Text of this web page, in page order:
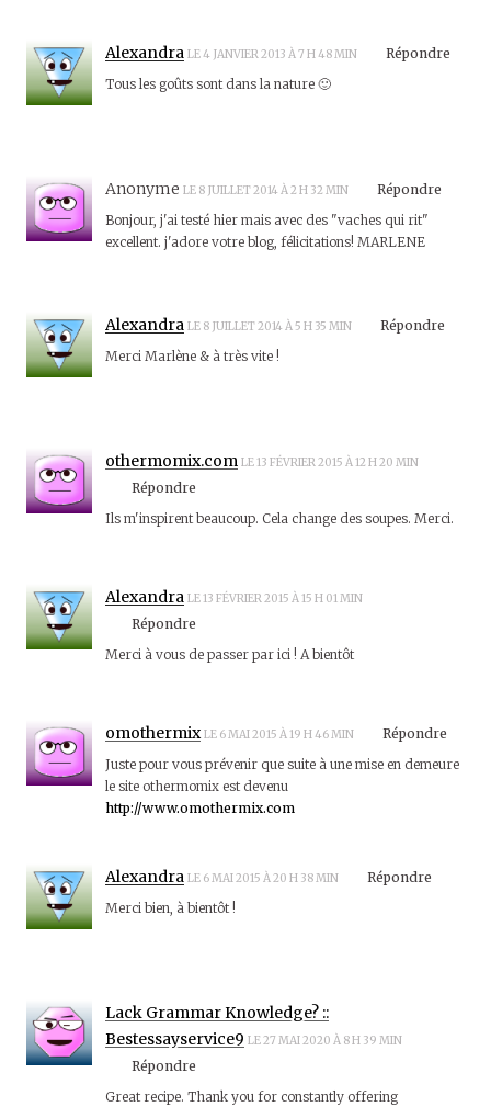
Alexandra LE 4 JANVIER 2013 À 7 H 48 MIN
Répondre
Tous les goûts sont dans la nature 🙂
Anonyme LE 8 JUILLET 2014 À 2 H 32 MIN
Répondre
Bonjour, j'ai testé hier mais avec des "vaches qui rit"
excellent. j'adore votre blog, félicitations! MARLENE
Alexandra LE 8 JUILLET 2014 À 5 H 35 MIN
Répondre
Merci Marlène & à très vite !
othermomix.com LE 13 FÉVRIER 2015 À 12 H 20 MIN
Répondre
Ils m'inspirent beaucoup. Cela change des soupes. Merci.
Alexandra LE 13 FÉVRIER 2015 À 15 H 01 MIN
Répondre
Merci à vous de passer par ici ! A bientôt
omothermix LE 6 MAI 2015 À 19 H 46 MIN
Répondre
Juste pour vous prévenir que suite à une mise en demeure
le site othermomix est devenu
http://www.omothermix.com
Alexandra LE 6 MAI 2015 À 20 H 38 MIN
Répondre
Merci bien, à bientôt !
Lack Grammar Knowledge? ::
Bestessayservice9 LE 27 MAI 2020 À 8 H 39 MIN
Répondre
Great recipe. Thank you for constantly offering